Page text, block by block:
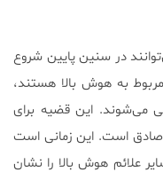
در سنین پایین شروع
به هوش بالا هستند،
می‌شوند. این قضیه برای
است. این زمانی است
علائم هوش بالا را نشان